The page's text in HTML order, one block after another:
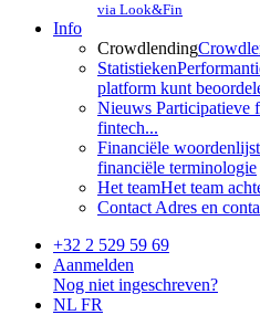
via Look&Fin
Info
Crowdlending
Statistieken
platform kunt
Nieuws Participatieve
fintech...
Financiële woordenlijst
financiële terminologie
Het teamHet team
Contact Adres en
+32 2 529 59 69
Aanmelden
Nog niet ingeschreven?
NL FR